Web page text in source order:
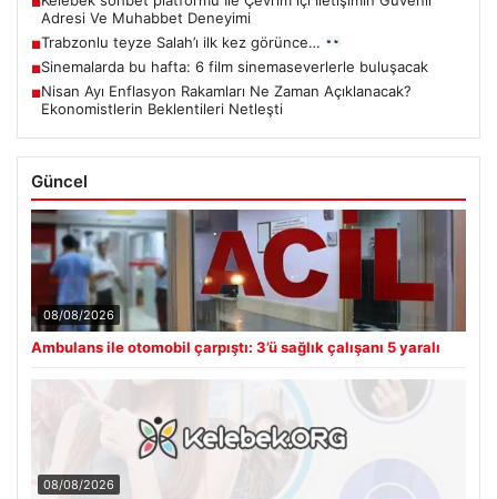
Adresi Ve Muhabbet Deneyimi
■Trabzonlu teyze Salah’ı ilk kez görünce…
■Sinemalarda bu hafta: 6 film sinemaseverlerle buluşacak
■Nisan Ayı Enflasyon Rakamları Ne Zaman Açıklanacak?
Ekonomistlerin Beklentileri Netleşti
Güncel
08/08/2026
Ambulans ile otomobil çarpıştı: 3’ü sağlık çalışanı 5 yaralı
08/08/2026